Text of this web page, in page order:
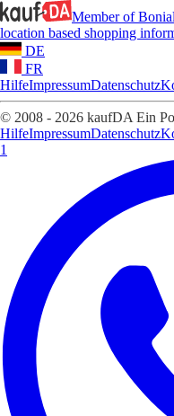
Member of
location based shopping
DE
FR
HilfeImpressumDatenschutz
© 2008 - 2026 kaufDA Ein
HilfeImpressumDatenschutz
1